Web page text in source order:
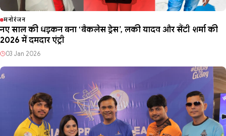
मनोरंजन
नए साल की धड़कन बना ‘बैकलेस ड्रेस’, लकी यादव और सैंटी शर्मा की
2026 में दमदार एंट्री
03 Jan 2026